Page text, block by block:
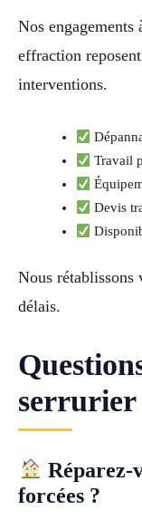
Nos engagements
effraction
interventions.
Travail
Devis
Nous rétablissons
délais.
serrurier
Réparez-
forcées ?